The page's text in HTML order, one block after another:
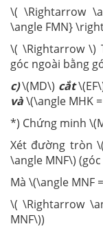
\( \Rightarrow
\angle FMN}
\( \Rightarrow \)
góc ngoài bằng
c)\(MD\) cắt
và\(\angle MHK
*) Chứng minh
Xét đường tròn
\angle MNF\)
Mà \(\angle MNF
\( \Rightarrow
MNF\))